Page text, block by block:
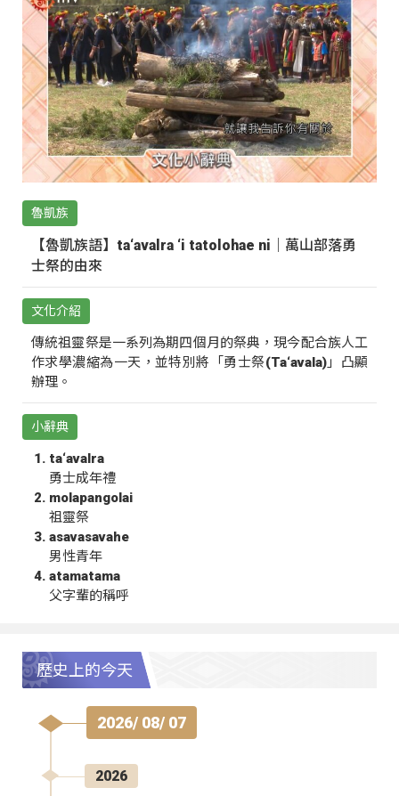
魯凱族
【魯凱族語】ta‘avalra ‘i tatolohae ni｜萬山部落勇
士祭的由來
文化介紹
傳統祖靈祭是一系列為期四個月的祭典，現今配合族人工
作求學濃縮為一天，並特別將「勇士祭(Ta‘avala)」凸顯
辦理。
小辭典
ta‘avalra
勇士成年禮
molapangolai
祖靈祭
asavasavahe
男性青年
atamatama
父字輩的稱呼
歷史上的今天
2026/ 08/ 07
2026